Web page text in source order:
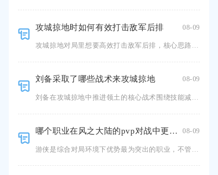
攻城掠地时如何有效打击敌军后排 08-09
刘备采取了哪些战术来攻城掠地 08-09
哪个职业在风之大陆的pvp对战中更具优势 08-09